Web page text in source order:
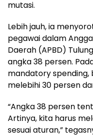
mutasi.
Lebih jauh, ia
pegawai dalam
Daerah (APBD)
angka 38 persen.
mandatory spending,
melebihi 30 persen
“Angka 38 persen
Artinya, kita harus
sesuai aturan,”